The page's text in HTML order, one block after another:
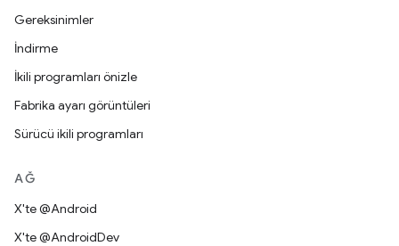
Gereksinimler
İndirme
İkili programları önizle
Fabrika ayarı görüntüleri
Sürücü ikili programları
AĞ
X'te @Android
X'te @AndroidDev